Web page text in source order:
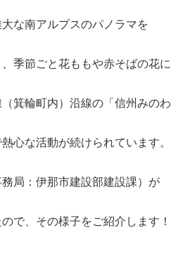
な南アルプスのパノラマを
季節ごと花ももや赤そばの花に
箕輪町内）沿線の「信州みのわ
心な活動が続けられています。
局：伊那市建設部建設課）が
で、その様子をご紹介します！